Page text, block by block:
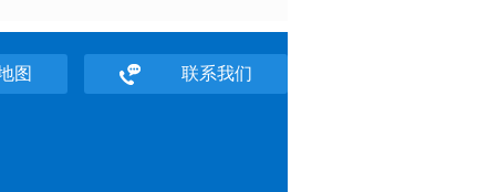
图 联系我们